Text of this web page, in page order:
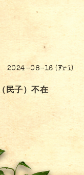
2024-08-16 (Fri)
民子）不在